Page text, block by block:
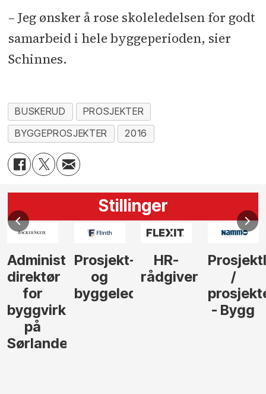
– Jeg ønsker å rose skoleledelsen for godt
samarbeid i hele byggeperioden, sier
Schinnes.
BUSKERUD
PROSJEKTER
BYGGEPROSJEKTER
2016
Stillinger
Administrerende
direktør
for
byggvirksomhet
på
Sørlandet
Prosjekt-
og
byggeleder
HR-
rådgiver
/
- Bygg